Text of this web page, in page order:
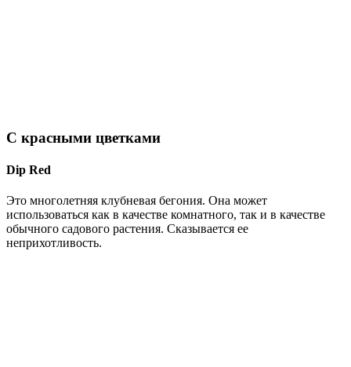
С красными цветками
Dip Red
Это многолетняя клубневая бегония. Она может
использоваться как в качестве комнатного, так и в качестве
обычного садового растения. Сказывается ее
неприхотливость.